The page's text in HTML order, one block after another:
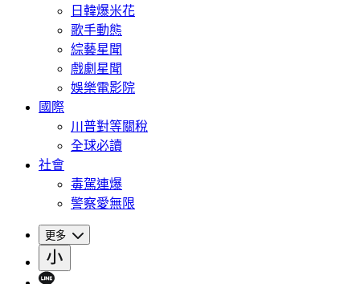
日韓爆米花
歌手動態
綜藝星聞
戲劇星聞
娛樂電影院
國際
川普對等關稅
全球必讀
社會
毒駕連爆
警察愛無限
更多